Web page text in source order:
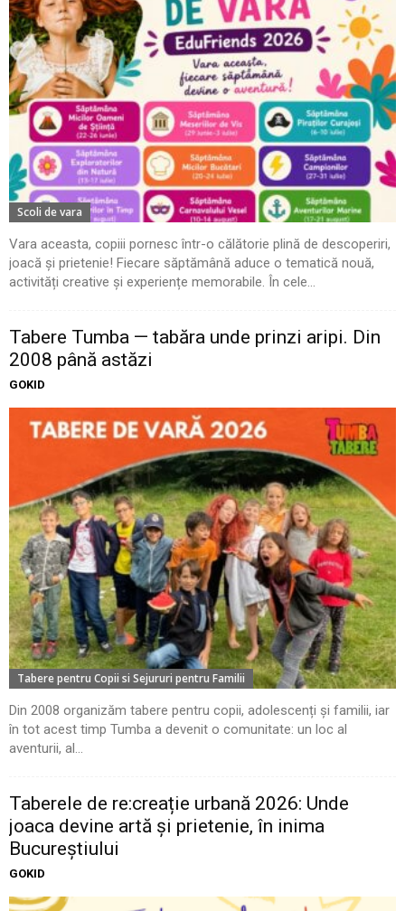
Scoli de vara
Vara aceasta, copiii pornesc într-o călătorie plină de descoperiri,
joacă și prietenie! Fiecare săptămână aduce o tematică nouă,
activități creative și experiențe memorabile. În cele...
Tabere Tumba — tabăra unde prinzi aripi. Din
2008 până astăzi
GOKID
Tabere pentru Copii si Sejururi pentru Familii
Din 2008 organizăm tabere pentru copii, adolescenți și familii, iar
în tot acest timp Tumba a devenit o comunitate: un loc al
aventurii, al...
Taberele de re:creație urbană 2026: Unde
joaca devine artă și prietenie, în inima
Bucureștiului
GOKID